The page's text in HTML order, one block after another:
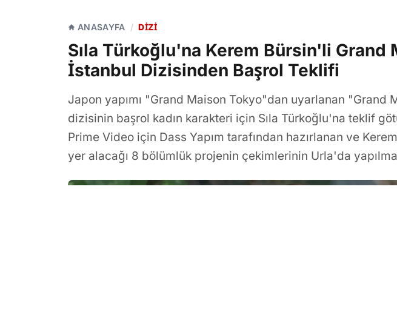
ANASAYFA / DIZI
Sıla Türkoğlu'na Kerem Bürsin'li Grand
İstanbul Dizisinden Başrol Teklifi
Japon yapımı "Grand Maison Tokyo"dan uyarlanan "Grand
dizisinin başrol kadın karakteri için Sıla Türkoğlu'na teklif
Prime Video için Dass Yapım tarafından hazırlanan ve
yer alacağı 8 bölümlük projenin çekimlerinin Urla'da